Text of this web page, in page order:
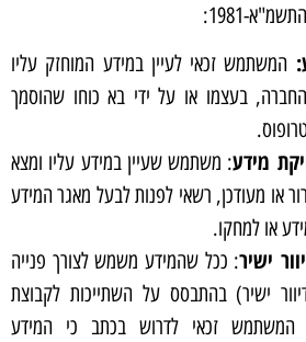
1981:
המשתמש זכאי לעיין במידע המוחזק עליו
בעצמו או על ידי בא כוחו שהוסמך
מידע: משתמש שעיין במידע עליו ומצא
או מעודכן, רשאי לפנות לבעל מאגר המידע
או למחקו.
ישיר: ככל שהמידע משמש לצורך פנייה
ישיר) בהתבסס על השתייכות לקבוצת
המשתמש זכאי לדרוש בכתב כי המידע